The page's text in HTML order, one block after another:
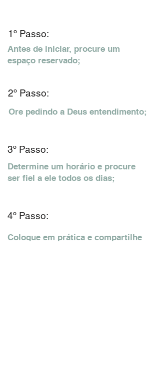
1º Passo:
Antes de iniciar, procure um
espaço reservado;
2º Passo:
Ore pedindo a Deus entendimento;
3º Passo:
Determine um horário e procure
ser fiel a ele todos os dias;
4º Passo:
Coloque em prática e compartilhe